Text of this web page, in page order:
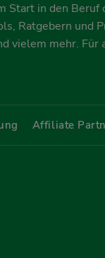
Start in den Beruf
Ratgebern und
vielem mehr. Für
Affiliate